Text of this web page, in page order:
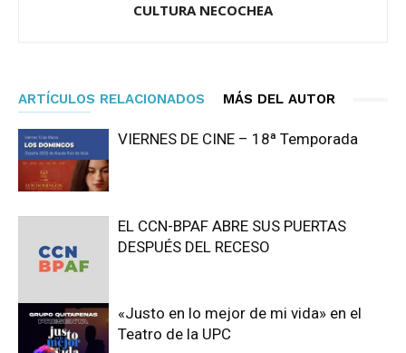
CULTURA NECOCHEA
ARTÍCULOS RELACIONADOS MÁS DEL AUTOR
VIERNES DE CINE – 18ª Temporada
EL CCN-BPAF ABRE SUS PUERTAS
DESPUÉS DEL RECESO
«Justo en lo mejor de mi vida» en el
Teatro de la UPC